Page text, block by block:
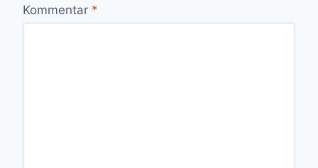
Kommentar *